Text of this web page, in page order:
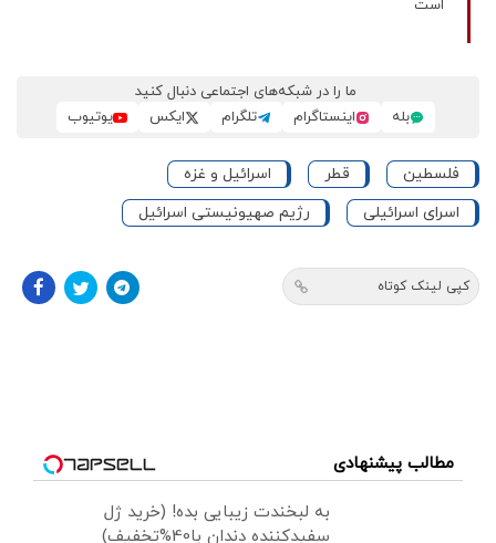
است
ما را در شبکه‌های اجتماعی دنبال کنید
بله
اینستاگرام تلگرام ایکس یوتیوب
فلسطین قطر
اسرائیل و غزه
اسرای اسرائیلی
رژیم صهیونیستی اسرائیل
کپی لینک کوتاه
مطالب پیشنهادی
به لبخندت زیبایی بده! (خرید ژل
سفیدکننده دندان با40%تخفیف)